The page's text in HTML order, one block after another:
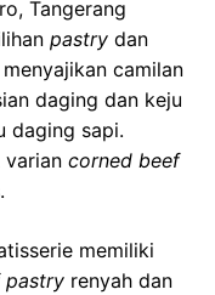
Tangerang
pastry dan
camilan
daging dan keju
daging sapi.
varian corned beef
memiliki
pastry renyah dan